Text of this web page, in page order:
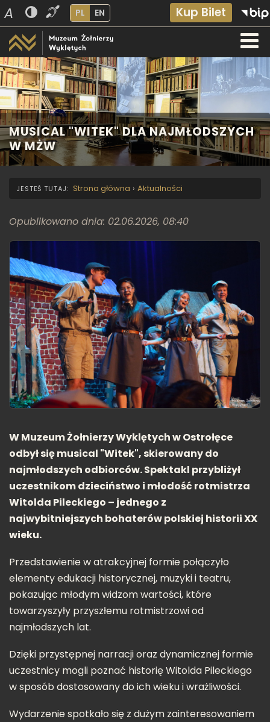
A PL EN Kup Bilet
MUSICAL "WITEK" DLA NAJMŁODSZYCH
W MŻW
Strona główna › Aktualności
Opublikowano dnia: 02.06.2026, 08:40
W Muzeum Żołnierzy Wyklętych w Ostrołęce
odbył się musical "Witek", skierowany do
najmłodszych odbiorców. Spektakl przybliżył
uczestnikom dzieciństwo i młodość rotmistrza
Witolda Pileckiego – jednego z
najwybitniejszych bohaterów polskiej historii XX
wieku.
Przedstawienie w atrakcyjnej formie połączyło
elementy edukacji historycznej, muzyki i teatru,
pokazując młodym widzom wartości, które
towarzyszyły przyszłemu rotmistrzowi od
najmłodszych lat.
Dzięki przystępnej narracji oraz dynamicznej formie
uczestnicy mogli poznać historię Witolda Pileckiego
w sposób dostosowany do ich wieku i wrażliwości.
Wydarzenie spotkało się z dużym zainteresowaniem